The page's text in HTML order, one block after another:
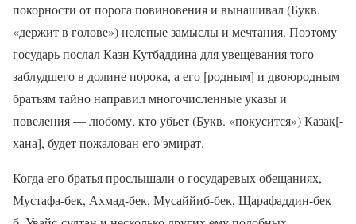
покорности от порога повиновения и вынашивал(Букв.
«держит в голове») нелепые замыслы и мечтания. Поэтому
государь послал Казн Кутбаддина для увещевания того
заблудшего в долине порока, а его [родным] и двоюродным
братьям тайно направил многочисленные указы и
повеления — любому, кто убьет (Букв. «покусится») Казак[-
хана], будет пожалован его эмират.
Когда его братья прослышали о государевых обещаниях,
Мустафа-бек, Ахмад-бек, Мусаййиб-бек, Щарафаддин-бек